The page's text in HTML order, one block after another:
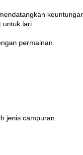
lari.
permainan.
jenis campuran.